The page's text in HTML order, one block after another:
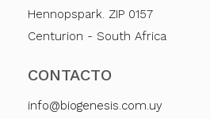
Hennopspark. ZIP 0157
Centurion - South Africa
CONTACTO
info@biogenesis.com.uy